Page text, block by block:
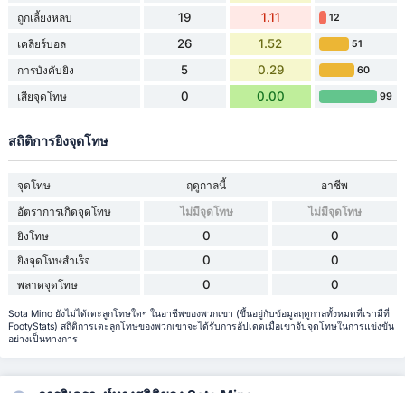
ถูกเลี้ยงหลบ 19 1.11 12
เคลียร์บอล 26 1.52 51
การบังคับยิง 5 0.29 60
เสียจุดโทษ 0 0.00 99
สถิติการยิงจุดโทษ
จุดโทษ ฤดูกาลนี้
อาชีพ
อัตราการเกิดจุดโทษ
ไม่มีจุดโทษ
ไม่มีจุดโทษ
ยิงโทษ
0 0
ยิงจุดโทษสำเร็จ 0 0
พลาดจุดโทษ 0 0
Sota Mino ยังไม่ได้เตะลูกโทษใดๆ ในอาชีพของพวกเขา (ขึ้นอยู่กับข้อมูลฤดูกาลทั้งหมดที่เรามีที่
FootyStats) สถิติการเตะลูกโทษของพวกเขาจะได้รับการอัปเดตเมื่อเขาจับจุดโทษในการแข่งขัน
อย่างเป็นทางการ